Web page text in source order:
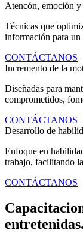
Atencón, emoción y
Técnicas que
información para un
CONTÁCTANOS
Incremento de la
Diseñadas para
comprometidos,
CONTÁCTANOS
Desarrollo de
Enfoque en
trabajo, facilitando
CONTÁCTANOS
entretenidas.